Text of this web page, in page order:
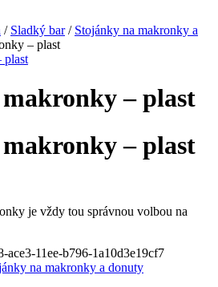
/ Sladký bar/ Stojánky na makronky a
– plast
– plast
– plast
je vždy tou správnou volbou na
ace3-11ee-b796-1a10d3e19cf7
na makronky a donuty